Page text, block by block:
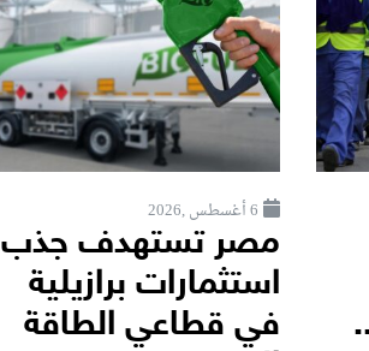
6 أغسطس ,2026
مصر تستهدف جذب
استثمارات برازيلية
في قطاعي الطاقة